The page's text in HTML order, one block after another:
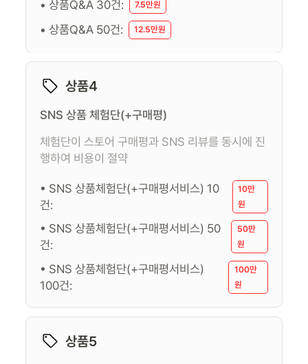
• 상품Q&A 30건: 7.5만원
• 상품Q&A 50건: 12.5만원
상품4
SNS 상품 체험단(+구매평)
체험단이 스토어 구매평과 SNS 리뷰를 동시에 진
행하여 비용이 절약
• SNS 상품체험단(+구매평서비스) 10
건:
10만
원
• SNS 상품체험단(+구매평서비스) 50
건:
50만
원
• SNS 상품체험단(+구매평서비스)
100건:
100만
원
상품5